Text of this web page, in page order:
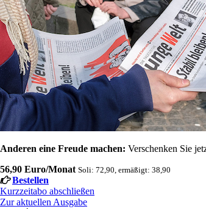
Anderen eine Freude machen: Verschenken Sie
56,90 Euro/Monat Soli: 72,90, ermäßigt: 38,90
Bestellen
Kurzzeitabo abschließen
Zur aktuellen Ausgabe